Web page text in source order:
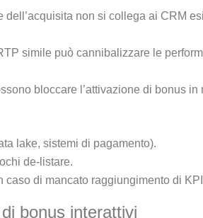
non si collega ai CRM
simile può cannibalizzare le
bloccare l’attivazione di bonus in
lake, sistemi di pagamento).
de‑listare.
di mancato raggiungimento di
bonus interattivi